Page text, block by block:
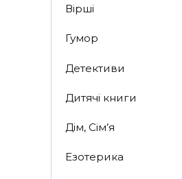
Вірші
Гумор
Детективи
Дитячі книги
Дім, Сім’я
Езотерика